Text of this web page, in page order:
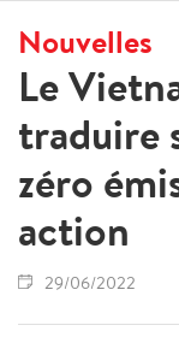
Nouvelles
Le
traduire
zéro
action
29/06/2022